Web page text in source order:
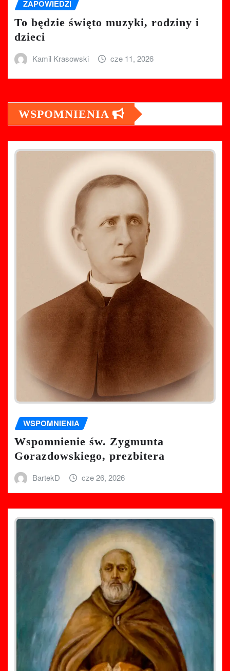
ZAPOWIEDZI
To będzie święto muzyki, rodziny i
dzieci
Kamil Krasowski cze 11, 2026
WSPOMNIENIA
WSPOMNIENIA
Wspomnienie św. Zygmunta
Gorazdowskiego, prezbitera
BartekD cze 26, 2026